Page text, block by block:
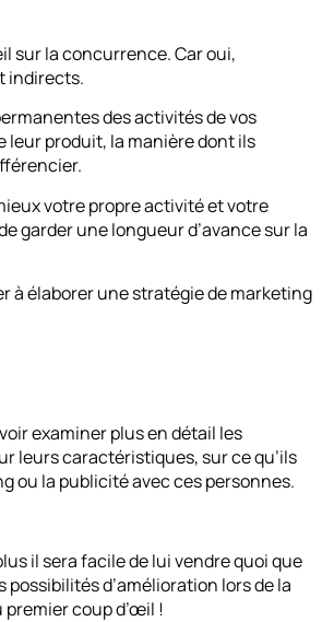
sur la concurrence. Car oui,
indirects.
des activités de vos
leur produit, la manière dont ils
votre propre activité et votre
garder une longueur d’avance sur la
à élaborer une stratégie de marketing
examiner plus en détail les
leurs caractéristiques, sur ce qu’ils
ou la publicité avec ces personnes.
il sera facile de lui vendre quoi que
d’amélioration lors de la
coup d’œil !